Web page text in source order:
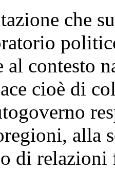
che
contesto
cioè di
alla
di